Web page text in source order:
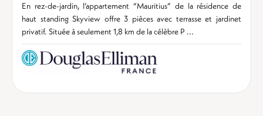
En rez-de-jardin, l’appartement “Mauritius” de la résidence de
haut standing Skyview offre 3 pièces avec terrasse et jardinet
privatif. Située à seulement 1,8 km de la célèbre P ...